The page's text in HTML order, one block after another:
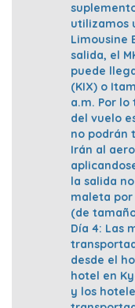
utilizamos
Limousine
salida, el
puede
(KIX) o
a.m. Por
del vuelo
no podrán
Irán al
la salida
maleta
(de
Día 4: Las
desde el
hotel en
y los